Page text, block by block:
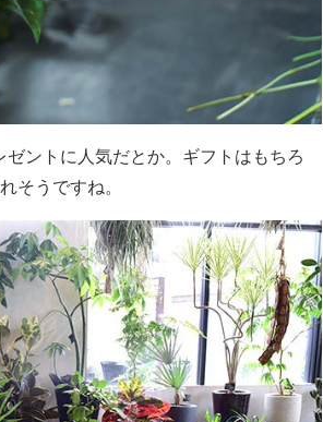
ントに人気だとか。ギフトはもちろ
そうですね。